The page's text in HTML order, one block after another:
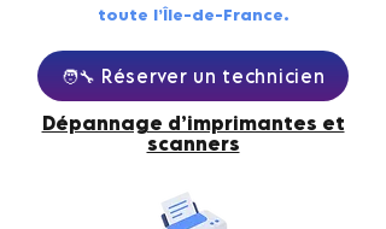
toute l’Île-de-France.
🧑‍🔧 Réserver un technicien
Dépannage d’imprimantes et
scanners